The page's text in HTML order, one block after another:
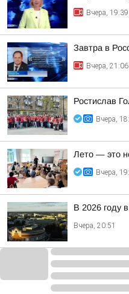
Вчера, 19:39
Завтра в
Вчера, 21:06
Ростислав
Вчера,
Лето — это
Вчера,
В 2026 году
Вчера, 20:51